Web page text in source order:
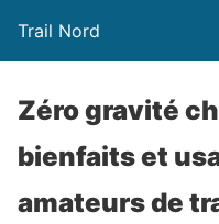
Trail Nord
Zéro gravité
bienfaits et
amateurs de